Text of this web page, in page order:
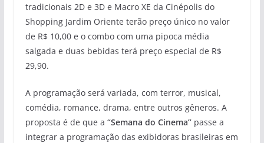
tradicionais 2D e 3D e Macro XE da Cinépolis do
Shopping Jardim Oriente terão preço único no valor
de R$ 10,00 e o combo com uma pipoca média
salgada e duas bebidas terá preço especial de R$
29,90.
A programação será variada, com terror, musical,
comédia, romance, drama, entre outros gêneros. A
proposta é de que a “Semana do Cinema” passe a
integrar a programação das exibidoras brasileiras em